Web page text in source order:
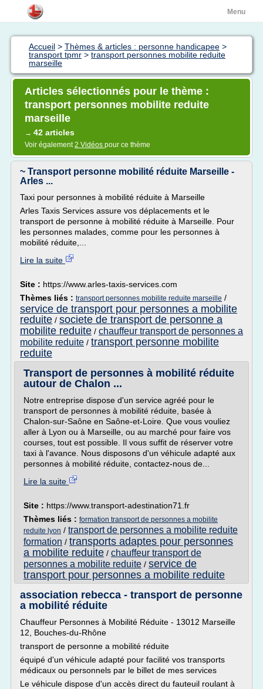
Menu
Accueil > Thèmes & articles : personne handicapee >
transport tpmr > transport personnes mobilite reduite
marseille
Articles sélectionnés pour le thème :
transport personnes mobilite reduite
marseille
→ 42 articles
Voir également2 Vidéos pour ce thème
~ Transport personne mobilité réduite Marseille -
Arles ...
Taxi pour personnes à mobilité réduite à Marseille
Arles Taxis Services assure vos déplacements et le
transport de personne à mobilité réduite à Marseille. Pour
les personnes malades, comme pour les personnes à
mobilité réduite,...
Lire la suite
Site : https://www.arles-taxis-services.com
Thèmes liés : transport personnes mobilite reduite marseille /
service de transport pour personnes a mobilite
reduite / societe de transport de personne a
mobilite reduite / chauffeur transport de personnes a
mobilite reduite / transport personne mobilite
reduite
Transport de personnes à mobilité réduite
autour de Chalon ...
Notre entreprise dispose d'un service agréé pour le
transport de personnes à mobilité réduite, basée à
Chalon-sur-Saône en Saône-et-Loire. Que vous vouliez
aller à Lyon ou à Marseille, ou au marché pour faire vos
courses, tout est possible. Il vous suffit de réserver votre
taxi à l'avance. Nous disposons d'un véhicule adapté aux
personnes à mobilité réduite, contactez-nous de...
Lire la suite
Site : https://www.transport-adestination71.fr
Thèmes liés : formation transport de personnes a mobilite
reduite lyon / transport de personnes a mobilite reduite
formation / transports adaptes pour personnes
a mobilite reduite / chauffeur transport de
personnes a mobilite reduite / service de
transport pour personnes a mobilite reduite
association rebecca - transport de personne
a mobilité réduite
Chauffeur Personnes à Mobilité Réduite - 13012 Marseille
12, Bouches-du-Rhône
transport de personne a mobilité réduite
équipé d'un véhicule adapté pour facilité vos transports
médicaux ou personnels par le billet de mes services
Le véhicule dispose d'un accès direct du fauteuil roulant à